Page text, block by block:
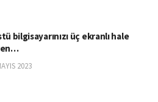
bilgisayarınızı üç ekranlı hale
2023